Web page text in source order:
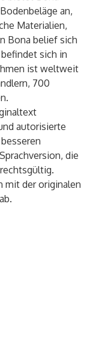
an,
Materialien,
Bona belief sich
befindet sich in
ist weltweit
700
autorisierte
die
mit der originalen